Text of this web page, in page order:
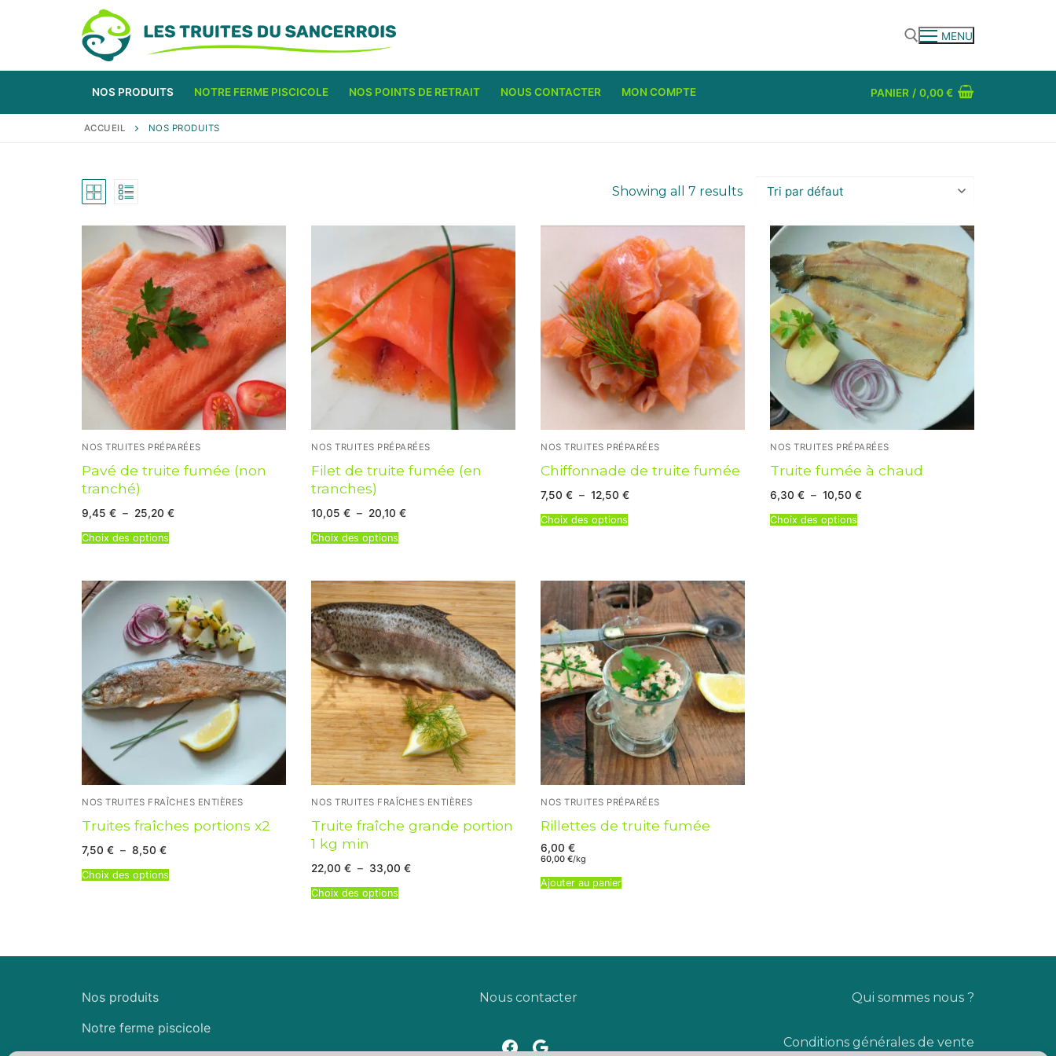
MENU
NOS PRODUITS NOTRE FERME PISCICOLE NOS POINTS DE RETRAIT NOUS CONTACTER MON COMPTE PANIER / 0,00€
ACCUEIL NOS PRODUITS
Showing all 7 results
NOS TRUITES PRÉPARÉES
Pavé de truite fumée (non
tranché)
9,45 € – 25,20 €Plage
Choix des options
NOS TRUITES PRÉPARÉES
Filet de truite fumée (en
tranches)
10,05 € – 20,10 €Plage
Choix des options
NOS TRUITES PRÉPARÉES
Chiffonnade de truite fumée
7,50 € – 12,50 €Plage
Choix des options
NOS TRUITES PRÉPARÉES
Truite fumée à chaud
6,30 € – 10,50 €Plage
Choix des options
NOS TRUITES FRAÎCHES ENTIÈRES
Truites fraîches portions x2
7,50 € – 8,50 €Plage
prix :
7,50 €
Choix des options
NOS TRUITES FRAÎCHES ENTIÈRES
Truite fraîche grande portion
1 kg min
22,00 € – 33,00 €Plage
Choix des options
NOS TRUITES PRÉPARÉES
Rillettes de truite fumée
6,00 €
60,00 €/kg
Ajouter au panier
Nos produits
Notre ferme piscicole
Nous contacter
Notre page Facebook
Google
Qui sommes nous ?
Conditions générales de vente